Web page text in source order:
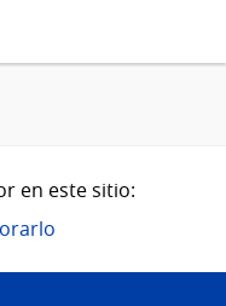
en este sitio: